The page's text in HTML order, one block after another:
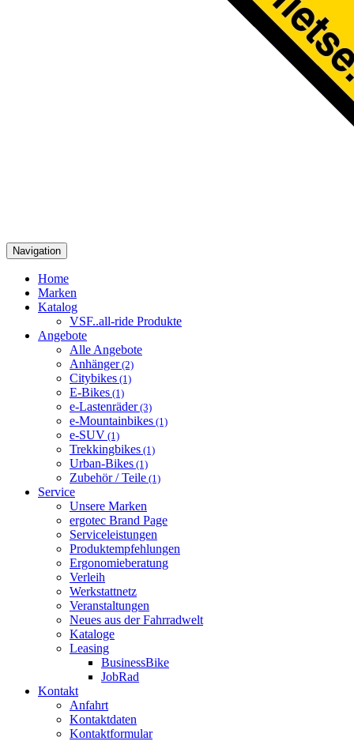
Navigation
Home
Marken
Katalog
VSF..all-ride Produkte
Angebote
Alle Angebote
Anhänger(2)
Citybikes (1)
E-Bikes (1)
e-Lastenräder(3)
e-Mountainbikes (1)
e-SUV (1)
Trekkingbikes (1)
Urban-Bikes (1)
Zubehör / Teile (1)
Service
Unsere Marken
ergotec Brand Page
Serviceleistungen
Produktempfehlungen
Ergonomieberatung
Verleih
Werkstattnetz
Veranstaltungen
Neues aus der Fahrradwelt
Kataloge
Leasing
BusinessBike
JobRad
Kontakt
Anfahrt
Kontaktdaten
Kontaktformular